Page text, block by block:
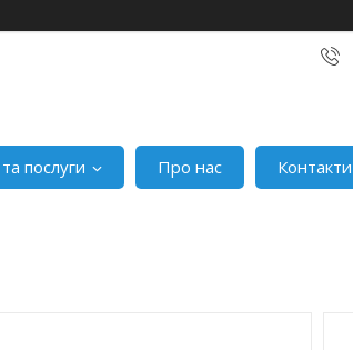
послуги Про нас Контакти